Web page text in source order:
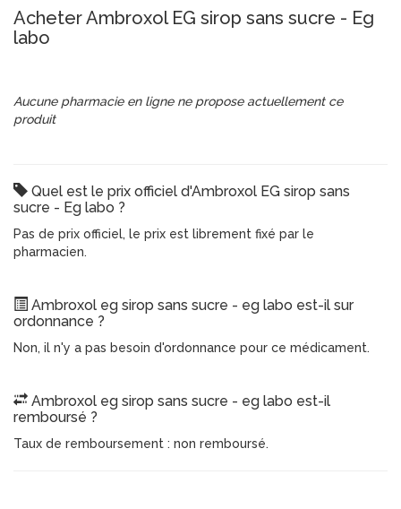
Acheter Ambroxol EG sirop sans sucre - Eg
labo
Aucune pharmacie en ligne ne propose actuellement ce
produit
Quel est le prix officiel d'Ambroxol EG sirop sans
sucre - Eg labo ?
Pas de prix officiel, le prix est librement fixé par le
pharmacien.
Ambroxol eg sirop sans sucre - eg labo est-il sur
ordonnance ?
Non, il n'y a pas besoin d'ordonnance pour ce médicament.
Ambroxol eg sirop sans sucre - eg labo est-il
remboursé ?
Taux de remboursement : non remboursé.